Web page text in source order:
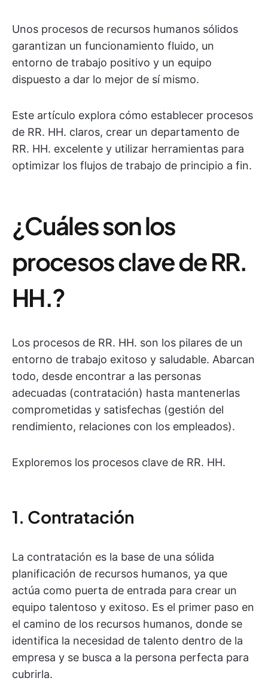
Unos procesos de recursos humanos sólidos
garantizan un funcionamiento fluido, un
entorno de trabajo positivo y un equipo
dispuesto a dar lo mejor de sí mismo.
Este artículo explora cómo establecer procesos
de RR. HH. claros, crear un departamento de
RR. HH. excelente y utilizar herramientas para
optimizar los flujos de trabajo de principio a fin.
¿Cuáles son los
procesos clave de RR.
HH.?
Los procesos de RR. HH. son los pilares de un
entorno de trabajo exitoso y saludable. Abarcan
todo, desde encontrar a las personas
adecuadas (contratación) hasta mantenerlas
comprometidas y satisfechas (gestión del
rendimiento, relaciones con los empleados).
Exploremos los procesos clave de RR. HH.
1. Contratación
La contratación es la base de una sólida
planificación de recursos humanos, ya que
actúa como puerta de entrada para crear un
equipo talentoso y exitoso. Es el primer paso en
el camino de los recursos humanos, donde se
identifica la necesidad de talento dentro de la
empresa y se busca a la persona perfecta para
cubrirla.